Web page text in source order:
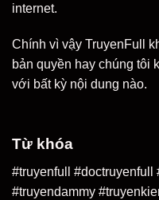
internet.
Chính vì vậy TruyenFull
bản quyền hay chúng tôi
với bất kỳ nội dung nào.
Từ khóa
#truyenfull #doctruyenfull
#truyendammy